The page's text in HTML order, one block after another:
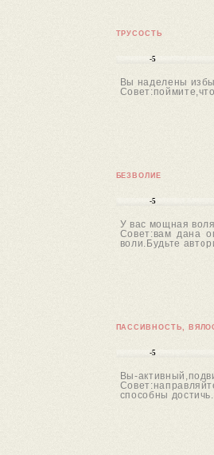
ТРУСОСТЬ
-5
Вы наделены
БЕЗВОЛИЕ
-5
У вас мощная
Совет:вам дана
воли.Будьте
ПАССИВНОСТЬ,
-5
Вы-
способны достичь.